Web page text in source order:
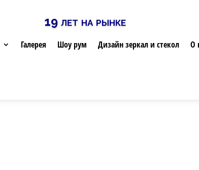
19 лет на рынке
Галерея Шоу рум Дизайн зеркал и стекол О